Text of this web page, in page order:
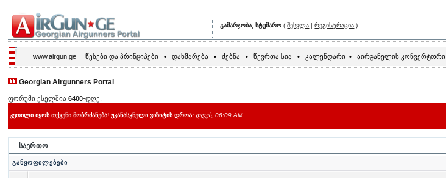
გამარჯობა, სტუმარო (შესვლა |რეგისტრაცია )
www.airgun.ge წესები და პრინციპები • დახმარება • ძებნა • წევრთა სია • კალენდარი • აირგანელის კონვერტორი
Georgian Airgunners Portal
ფორუმი ქსელშია6400-დღე.
კეთილი იყოს თქვენი მობრძანება! უკანასკნელი ვიზიტის დროა: დღეს, 06:09 AM
საერთო
განყოფილებები